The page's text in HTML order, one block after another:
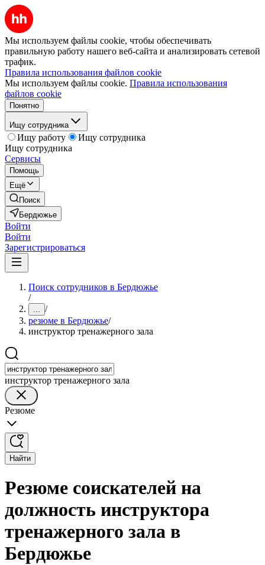
Мы используем файлы cookie, чтобы обеспечивать
правильную работу нашего веб-сайта и анализировать сетевой
трафик.
Правила использования файлов cookie
Мы используем файлы cookie. Правила использования
файлов cookie
Понятно
Ищу сотрудника
Ищу работу
Ищу сотрудника
Ищу сотрудника
Сервисы
Помощь
Ещё
Поиск
Бердюжье
Войти
Войти
Зарегистрироваться
Поиск сотрудников в Бердюжье
/
... /
резюме в Бердюжье/
инструктор тренажерного зала
инструктор тренажерного зала
Резюме
Найти
Резюме соискателей на
должность инструктора
тренажерного зала в
Бердюжье